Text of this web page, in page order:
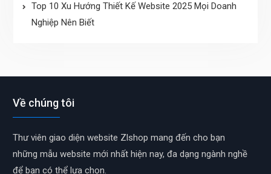
Top 10 Xu Hướng Thiết Kế Website 2025 Mọi Doanh
Nghiệp Nên Biết
Về chúng tôi
Thư viên giao diện website Zlshop mang đến cho bạn
những mẫu website mới nhất hiện nay, đa dạng ngành nghề
để bạn có thể lựa chọn.